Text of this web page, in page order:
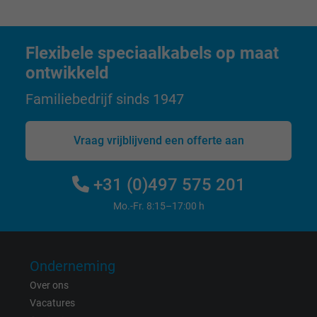
website.
Name _gid, Google Analytics
Vendor Google LLC
1 day
statistical data on how the visitor uses the
website.
Vendor
Flexibele speciaalkabels op maat
ontwikkeld
Familiebedrijf sinds 1947
Vraag vrijblijvend een offerte aan
+31 (0)497 575 201
Mo.-Fr. 8:15–17:00 h
Onderneming
Over ons
Vacatures